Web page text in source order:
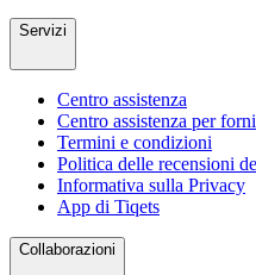
Servizi
Centro assistenza
Centro assistenza per
Termini e condizioni
Politica delle recensioni
Informativa sulla Privacy
App di Tiqets
Collaborazioni